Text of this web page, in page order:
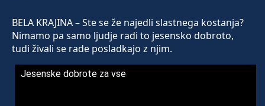
BELA KRAJINA – Ste se že najedli slastnega kostanja?
Nimamo pa samo ljudje radi to jesensko dobroto,
tudi živali se rade posladkajo z njim.
Jesenske dobrote za vse